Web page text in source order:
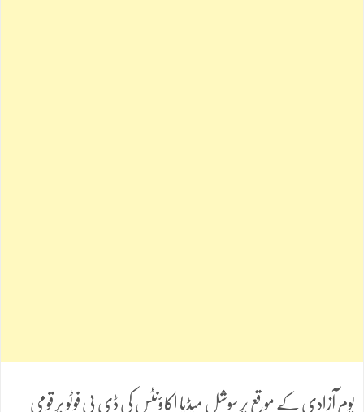
یوم آزادی کے موقع پر سوشل میڈیا اکاؤنٹس کی ڈی پی فوٹو پر قومی